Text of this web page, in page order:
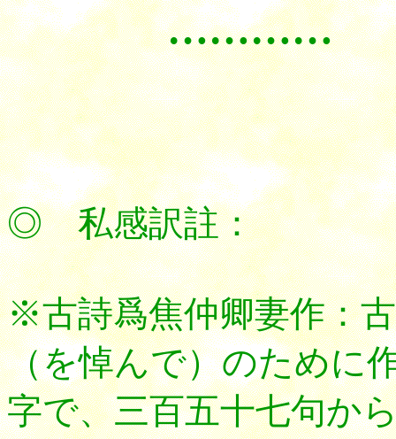
…………
◎ 私感訳註：
※古詩爲焦仲卿妻作：
（を悼んで）のために
字で、三百五十七句か